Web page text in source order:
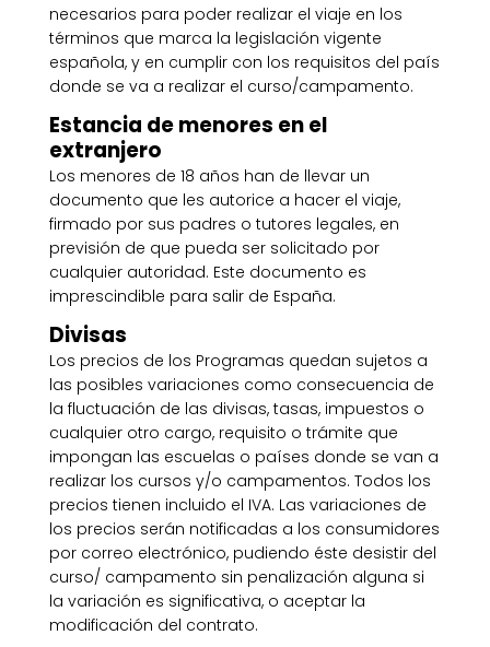
necesarios para poder realizar el viaje en los
términos que marca la legislación vigente
española, y en cumplir con los requisitos del país
donde se va a realizar el curso/campamento.
Estancia de menores en el
extranjero
Los menores de 18 años han de llevar un
documento que les autorice a hacer el viaje,
firmado por sus padres o tutores legales, en
previsión de que pueda ser solicitado por
cualquier autoridad. Este documento es
imprescindible para salir de España.
Divisas
Los precios de los Programas quedan sujetos a
las posibles variaciones como consecuencia de
la fluctuación de las divisas, tasas, impuestos o
cualquier otro cargo, requisito o trámite que
impongan las escuelas o países donde se van a
realizar los cursos y/o campamentos. Todos los
precios tienen incluido el IVA. Las variaciones de
los precios serán notificadas a los consumidores
por correo electrónico, pudiendo éste desistir del
curso/ campamento sin penalización alguna si
la variación es significativa, o aceptar la
modificación del contrato.